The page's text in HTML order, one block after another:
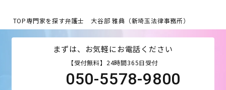
TOP専門家を探す弁護士 大谷部 雅典（新埼玉法律事務所）
まずは、お気軽にお電話ください
【受付無料】24時間365日受付
050-5578-9800